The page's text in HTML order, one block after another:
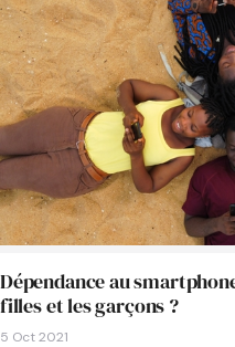
Dépendance au
filles et les garçons ?
5 Oct 2021